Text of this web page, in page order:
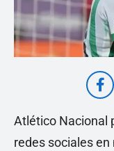
Atlético Nacional
redes sociales